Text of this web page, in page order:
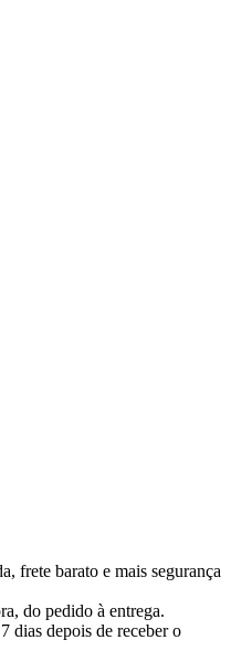
frete barato e mais segurança
do pedido à entrega.
dias depois de receber o